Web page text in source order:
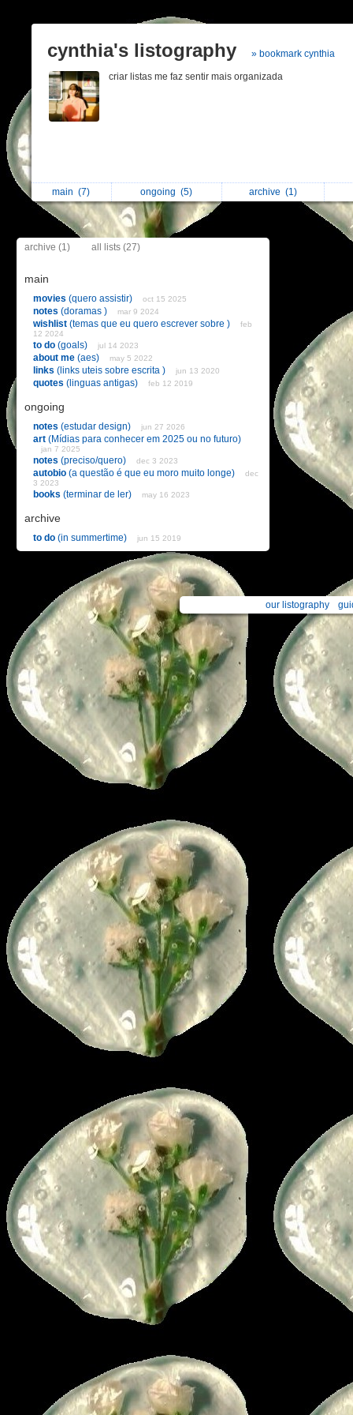
cynthia's listography » bookmark cynthia
criar listas me faz sentir mais organizada
main(7) ongoing(5) archive (1)
archive (1) all lists (27)
main
movies (quero assistir) oct 15 2025
notes (doramas ) mar 9 2024
wishlist (temas que eu quero escrever sobre )
feb
12 2024
to do (goals) jul 14 2023
about me (aes) may 5 2022
links (links uteis sobre escrita ) jun 13 2020
quotes (linguas antigas) feb 12 2019
ongoing
notes (estudar design) jun 27 2026
art (Mídias para conhecer em 2025 ou no futuro)
jan 7 2025
notes (preciso/quero) dec 3 2023
autobio (a questão é que eu moro muito longe)
dec
3 2023
books (terminar de ler) may 16 2023
archive
to do (in summertime) jun 15 2019
our listography